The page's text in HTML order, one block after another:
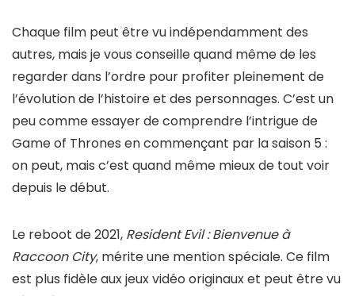
Chaque film peut être vu indépendamment des
autres, mais je vous conseille quand même de les
regarder dans l’ordre pour profiter pleinement de
l’évolution de l’histoire et des personnages. C’est un
peu comme essayer de comprendre l’intrigue de
Game of Thrones en commençant par la saison 5 :
on peut, mais c’est quand même mieux de tout voir
depuis le début.
Le reboot de 2021, Resident Evil : Bienvenue à
Raccoon City, mérite une mention spéciale. Ce film
est plus fidèle aux jeux vidéo originaux et peut être vu